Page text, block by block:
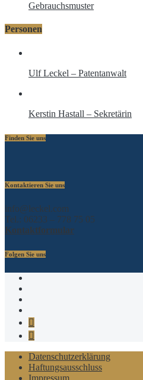
Gebrauchsmuster
Personen
Ulf Leckel – Patentanwalt
Kerstin Hastall – Sekretärin
Finden Sie uns
Kontaktieren Sie uns
info@leckel.com
Tel.: 06233 – 778 75 05
Kontaktformular
Folgen Sie uns
Telegram
Google
MyBusiness
Datenschutzerklärung
Haftungsausschluss